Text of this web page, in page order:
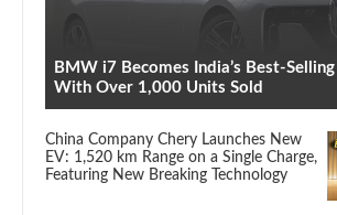
BMW i7 Becomes India’s Best-
With Over 1,000 Units Sold
China Company Chery Launches New
EV: 1,520 km Range on a Single Charge,
Featuring New Breaking Technology